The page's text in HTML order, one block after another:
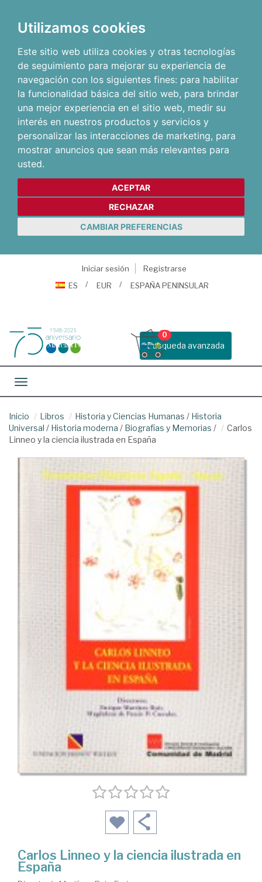
Utilizamos cookies
Este sitio web utiliza cookies y otras tecnologías
de seguimiento para mejorar su experiencia de
navegación con los siguientes fines: para habilitar
la funcionalidad básica del sitio web, para brindar
una mejor experiencia en el sitio web, medir su
interés en nuestros productos y servicios y
personalizar las interacciones de marketing, para
mostrar anuncios que sean más relevantes para
usted.
ACEPTAR
RECHAZAR
CAMBIAR PREFERENCIAS
Iniciar sesión
Registrarse
ES
EUR ESPAÑA PENINSULAR
Busqueda avanzada
0
Toggle navigation
Inicio Libros Historia y Ciencias Humanas / Historia
Universal / Historia moderna / Biografías y Memorias /
Carlos
Linneo y la ciencia ilustrada en España
Carlos Linneo y la ciencia ilustrada en
España